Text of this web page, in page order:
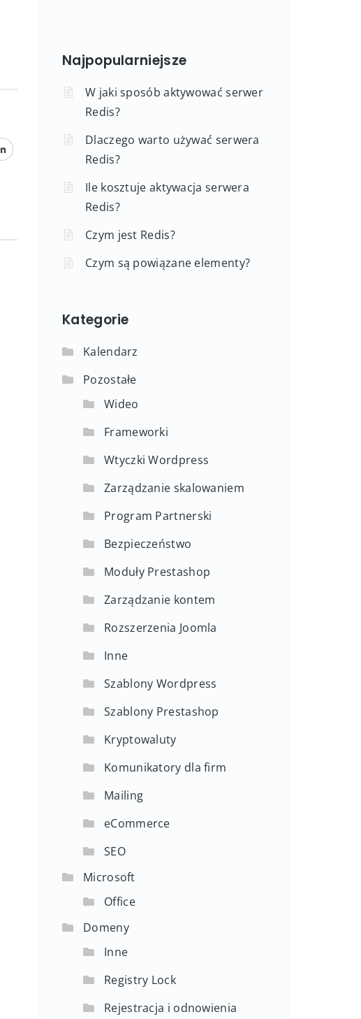
Najpopularniejsze
W jaki sposób aktywować serwer
Redis?
Dlaczego warto używać serwera
Redis?
Ile kosztuje aktywacja serwera
Redis?
Czym jest Redis?
Czym są powiązane elementy?
Kategorie
Kalendarz
Pozostałe
Wideo
Frameworki
Wtyczki Wordpress
Zarządzanie skalowaniem
Program Partnerski
Bezpieczeństwo
Moduły Prestashop
Zarządzanie kontem
Rozszerzenia Joomla
Inne
Szablony Wordpress
Szablony Prestashop
Kryptowaluty
Komunikatory dla firm
Mailing
eCommerce
SEO
Microsoft
Office
Domeny
Inne
Registry Lock
Rejestracja i odnowienia